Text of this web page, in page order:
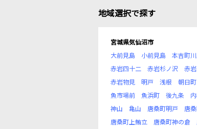
地域選択で探す
宮城県気仙沼市
大前見島
小前見島 本吉町
赤岩四十二
赤岩杉ノ沢 赤
赤岩物見
明戸 浅根 朝日町
魚市場前
魚浜町 後九条
神山
亀山 唐桑町明戸 唐
唐桑町上鮪立
唐桑町神の倉